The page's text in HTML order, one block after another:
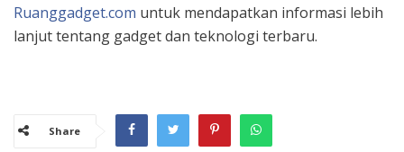
Ruanggadget.com untuk mendapatkan informasi lebih
lanjut tentang gadget dan teknologi terbaru.
Share